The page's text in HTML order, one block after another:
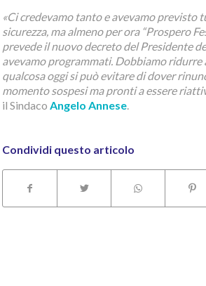
«Ci credevamo tanto e avevamo previsto
sicurezza, ma almeno per ora “Prospero
prevede il nuovo decreto del Presidente
avevamo programmati. Dobbiamo
qualcosa oggi si può evitare di dover
momento sospesi ma pronti a essere
il Sindaco Angelo Annese.
Condividi questo articolo